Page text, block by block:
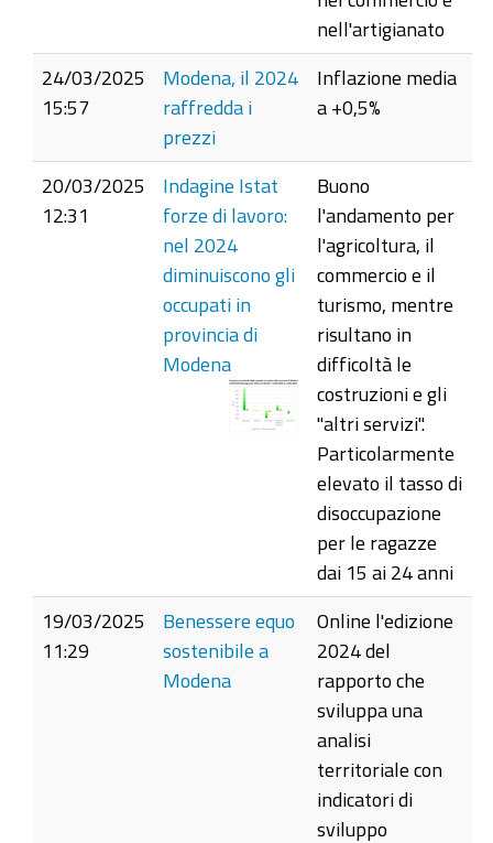
nell'artigianato
24/03/2025
15:57
Modena, il 2024
raffredda i
prezzi
Inflazione media
a +0,5%
20/03/2025
12:31
Indagine Istat
forze di lavoro:
nel 2024
diminuiscono gli
occupati in
provincia di
Modena
Buono
l'andamento per
l'agricoltura, il
commercio e il
turismo, mentre
risultano in
difficoltà le
costruzioni e gli
"altri servizi".
Particolarmente
elevato il tasso di
disoccupazione
per le ragazze
dai 15 ai 24 anni
19/03/2025
11:29
Benessere equo
sostenibile a
Modena
Online l'edizione
2024 del
rapporto che
sviluppa una
analisi
territoriale con
indicatori di
sviluppo